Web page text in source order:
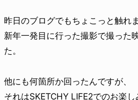
昨日のブログでもちょこっと触れ
新年一発目に行った撮影で撮った
た。
他にも何箇所か回ったんですが、
それはSKETCHY LIFE2でのお楽